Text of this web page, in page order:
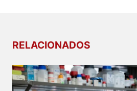
RELACIONADOS